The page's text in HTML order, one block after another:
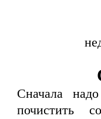
Сначала
почистить